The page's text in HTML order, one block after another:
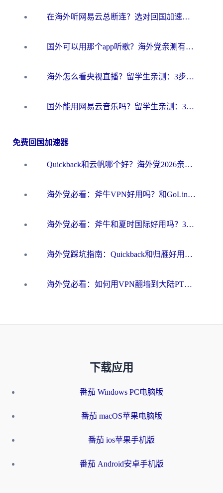
在海外听网易云总断连？选对回国加速器，告别地区限制和卡顿
国外可以用那个app听歌？海外党亲测有效的回国加速方案，轻松听国内音乐听书
海外怎么看央视直播？留学生亲测：3步解决版权限制+追剧自由
国外能用网易云音乐吗？留学生亲测：3步解决海外听歌难题
免费回国加速器
Quickback和云帆哪个好？海外党2026亲测指南：选对加速器大陆工具，无缝刷国内剧玩国服
海外党必看：斧牛VPN好用吗？和GoLinkVPN对比哪个回国效果更好？
海外党必看：斧牛和夏时国际好用吗？3步选对回国加速器，无缝刷国内资源
海外党踩坑指南：Quickback和归雁好用吗？选对加速器才能无缝刷国内资源
海外党必看：如何用VPN翻墙到大陆PTT？一篇解决你所有回国加速痛点
下载应用
番茄 Windows PC电脑版
番茄 macOS苹果电脑版
番茄 ios苹果手机版
番茄 Android安卓手机版